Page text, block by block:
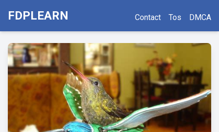
FDPLEARN Contact Tos DMCA